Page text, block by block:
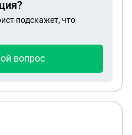
подскажет, что
вопрос